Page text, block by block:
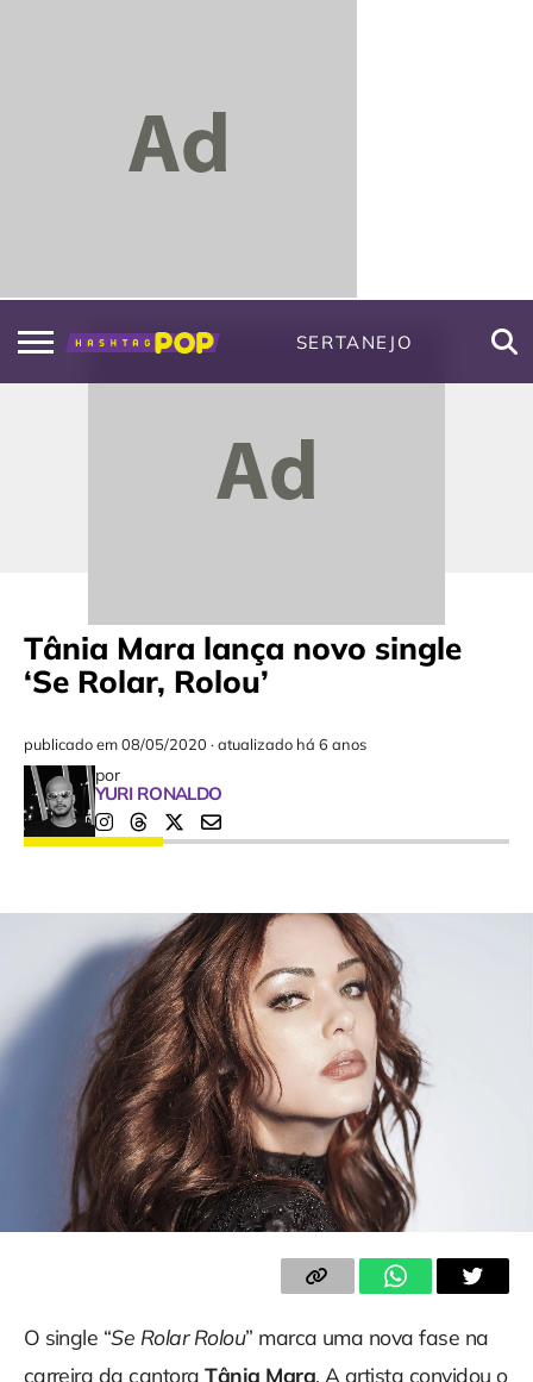
SERTANEJO
Tânia Mara lança novo single
‘Se Rolar, Rolou’
publicado em08/05/2020 ·atualizado há 6 anos
por
YURI RONALDO
O single “Se Rolar Rolou” marca uma nova fase na
carreira da cantoraTânia Mara. A artista convidou o